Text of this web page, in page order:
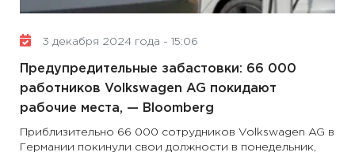
3 декабря 2024 года - 15:06
Предупредительные забастовки: 66 000
работников Volkswagen AG покидают
рабочие места, — Bloomberg
Приблизительно 66 000 сотрудников Volkswagen AG в
Германии покинули свои должности в понедельник,